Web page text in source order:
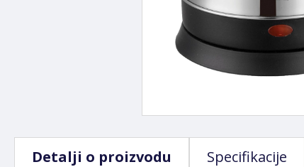
Detalji o proizvodu Specifikacije